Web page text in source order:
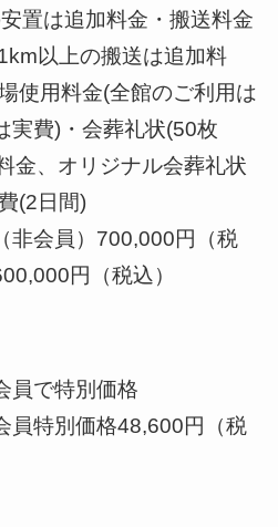
置は追加料金・搬送料金
以上の搬送は追加料
使用料金(全館のご利用は
実費)・会葬礼状(50枚
金、オリジナル会葬礼状
(2日間)
非会員）700,000円（税
円（税込）
員で特別価格
員特別価格48,600円（税